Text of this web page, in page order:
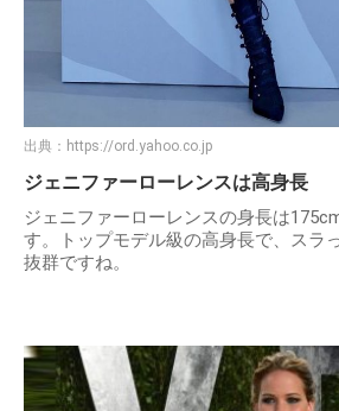
出典： https://ord.yahoo.co.jp
ジェニファーローレンスは高身長
ジェニファーローレンスの身長は
す。トップモデル級の高身長で、スラ
抜群ですね。